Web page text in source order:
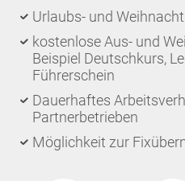
Urlaubs- und
kostenlose Aus- und
Beispiel Deutschkurs,
Führerschein
Dauerhaftes
Partnerbetrieben
Möglichkeit zur